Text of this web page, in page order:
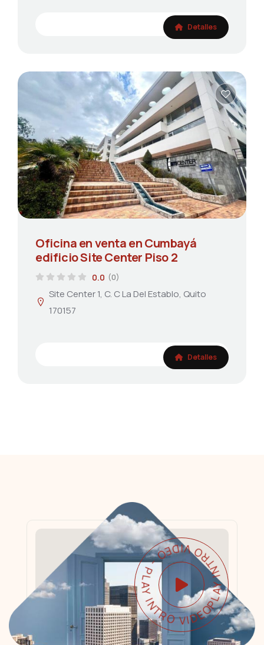
Detalles
Oficina en venta en Cumbayá
edificio Site Center Piso 2
0.0 (0)
Site Center 1, C. C La Del Establo, Quito
170157
Detalles
PLAY INTRO VIDEO - PLAY INTRO VIDEO -